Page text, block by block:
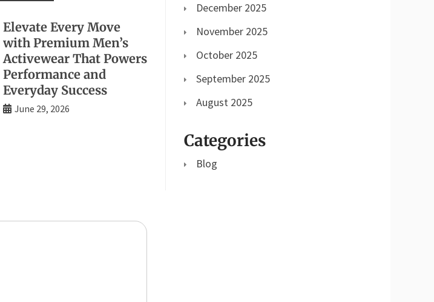
Elevate Every Move
with Premium Men’s
Activewear That Powers
Performance and
Everyday Success
June 29, 2026
December 2025
November 2025
October 2025
September 2025
August 2025
Categories
Blog